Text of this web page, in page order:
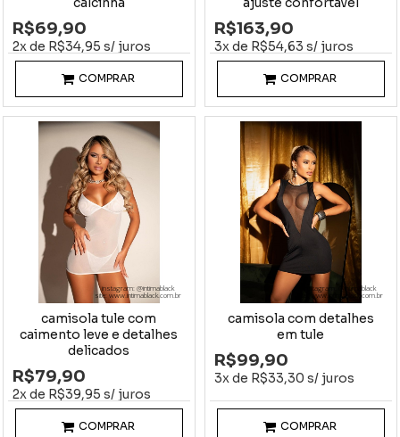
R$69,90
2x de R$34,95 s/ juros
COMPRAR
R$163,90
3x de R$54,63 s/ juros
COMPRAR
instagram: @intimablack
site: www.intimablack.com.br
camisola tule com
caimento leve e detalhes
delicados
R$79,90
2x de R$39,95 s/ juros
COMPRAR
instagram: @intimablack
site: www.intimablack.com.br
camisola com detalhes
em tule
R$99,90
3x de R$33,30 s/ juros
COMPRAR